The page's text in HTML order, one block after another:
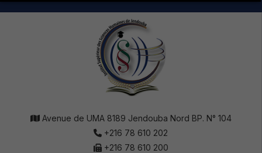
Avenue de UMA 8189 Jendouba Nord BP. N° 104
+216 78 610 202
+216 78 610 200